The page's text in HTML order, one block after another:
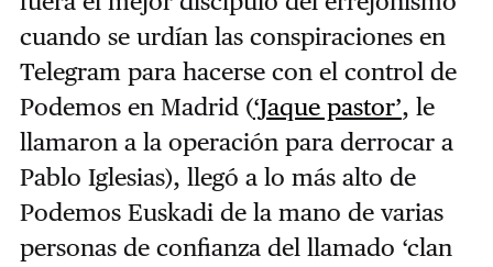
cuando se urdían las conspiraciones en
Telegram para hacerse con el control de
Podemos en Madrid (‘Jaque pastor’, le
llamaron a la operación para derrocar a
Pablo Iglesias), llegó a lo más alto de
Podemos Euskadi de la mano de varias
personas de confianza del llamado ‘clan